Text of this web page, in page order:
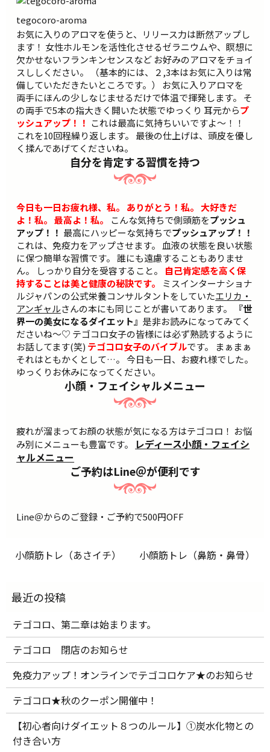
tegocoro-aroma
お気に入りのアロマを使うと、リリース力は断然アップし
ます！ 女性ホルモンを活性化させるゼラニウムや、瞑想に
欠かせないフランキンセンスなど お好みのアロマをチョイ
スししください。 （基本的には、２,3本はお気に入りは常
備していただきたいところです。） お気に入りアロマを
両手にほんの少しなじませるだけで体温で揮発します。 そ
の両手で5本の指大きく開いた状態でゆっくり 耳元からプ
ッシュアップ！！ これは最高に気持ちいいですよ～！！
これを10回程繰り返します。 最後の仕上げは、頭皮を優し
く揉んであげてくださいね。
自分を肯定する習慣を持つ
今日も一日お疲れ様、私。 ありがとう！私。 大好きだ
よ！私。 最高よ！私。 こんな気持ちで側頭筋をプッシュ
アップ！！ 最高にハッピーな気持ちでプッシュアップ！！
これは、免疫力をアップさせます。 血液の状態を良い状態
に保つ簡単な習慣です。 誰にも遠慮することもありませ
ん。 しっかり自分を受容すること。 自己肯定感を高く保
持することは美と健康の秘訣です。
ミスインターナショナ
ルジャパンの公式栄養コンサルタントをしていたエリカ・
アンギャルさんの本にも同じことが書いてあります。
『世
界一の美女になるダイエット』是非お読みになってみてく
ださいね～♡ テゴコロ女子の皆様には必ず熟読するように
お話してます(笑) テゴコロ女子のバイブルです。 まぁまぁ
それはともかくとして…。 今日も一日、お疲れ様でした。
ゆっくりお休みになってください。
小顔・フェイシャルメニュー
疲れが溜まってお顔の状態が気になる方はテゴコロ！ お悩
み別にメニューも豊富です。
レディース小顔・フェイシ
ャルメニュー
ご予約はLine＠が便利です
Line＠からのご登録・ご予約で500円OFF
小顔筋トレ（あさイチ） 小顔筋トレ（鼻筋・鼻骨）
テゴコロ、第二章は始まります。
テゴコロ 閉店のお知らせ
免疫力アップ！オンラインでテゴコロケア★のお知らせ
テゴコロ★秋のクーポン開催中！
【初心者向けダイエット８つのルール】①炭水化物との
付き合い方